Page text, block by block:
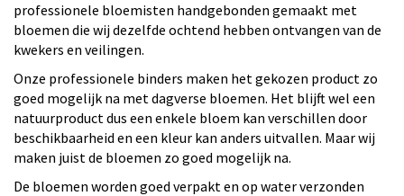
professionele bloemisten handgebonden gemaakt met
bloemen die wij dezelfde ochtend hebben ontvangen van de
kwekers en veilingen.
Onze professionele binders maken het gekozen product zo
goed mogelijk na met dagverse bloemen. Het blijft wel een
natuurproduct dus een enkele bloem kan verschillen door
beschikbaarheid en een kleur kan anders uitvallen. Maar wij
maken juist de bloemen zo goed mogelijk na.
De bloemen worden goed verpakt en op water verzonden